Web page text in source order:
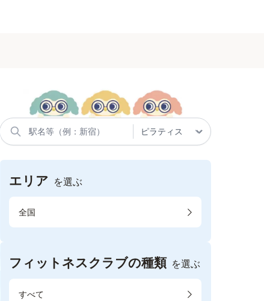
エリア を選ぶ
全国
フィットネスクラブの種類 を選ぶ
すべて